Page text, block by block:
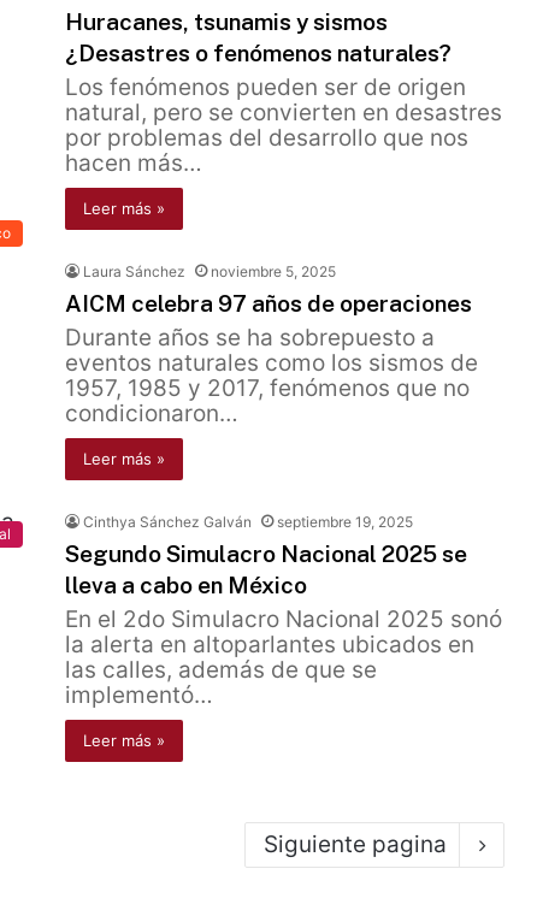
Huracanes, tsunamis y sismos
¿Desastres o fenómenos naturales?
Los fenómenos pueden ser de origen
natural, pero se convierten en desastres
por problemas del desarrollo que nos
hacen más…
Leer más »
Laura Sánchez noviembre 5, 2025
AICM celebra 97 años de operaciones
Durante años se ha sobrepuesto a
eventos naturales como los sismos de
1957, 1985 y 2017, fenómenos que no
condicionaron…
Leer más »
Cinthya Sánchez Galván septiembre 19, 2025
Segundo Simulacro Nacional 2025 se
lleva a cabo en México
En el 2do Simulacro Nacional 2025 sonó
la alerta en altoparlantes ubicados en
las calles, además de que se
implementó…
Leer más »
Siguiente pagina